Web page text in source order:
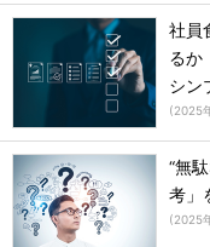
社員
るか
シン
(2025
“無
考」
(2025